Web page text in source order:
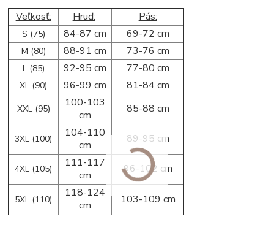
Veľkosť:
Hruď: Pás:
S (75) 84-87 cm 69-72 cm
M (80) 88-91 cm 73-76 cm
L (85) 92-95 cm 77-80 cm
XL (90) 96-99 cm 81-84 cm
XXL (95)
100-103
cm
85-88 cm
3XL (100)
104-110
cm
89-95 cm
4XL (105)
111-117
cm
96-102 cm
5XL (110)
118-124
cm
103-109 cm